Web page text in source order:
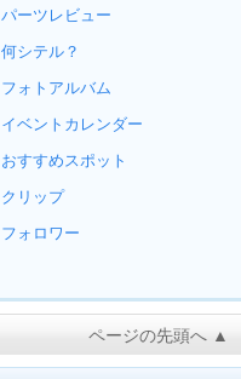
パーツレビュー
何シテル？
フォトアルバム
イベントカレンダー
おすすめスポット
クリップ
フォロワー
ページの先頭へ ▲